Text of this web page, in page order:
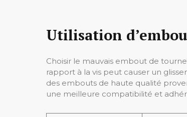
Utilisation
Choisir le mauvais embout de
rapport à la vis peut causer un
des embouts de haute qualité
une meilleure compatibilité et